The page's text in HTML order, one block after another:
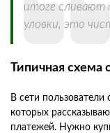
итоге сливают
уловки, это
Типичная схема
В сети
которых
платежей. Нужно